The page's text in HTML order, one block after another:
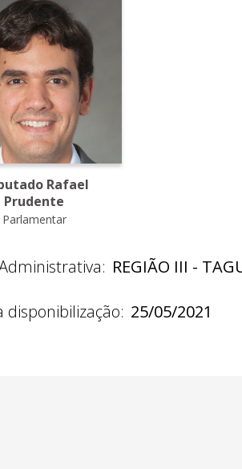
Rafael
Prudente
Parlamentar
REGIÃO III -
disponibilização: 25/05/2021